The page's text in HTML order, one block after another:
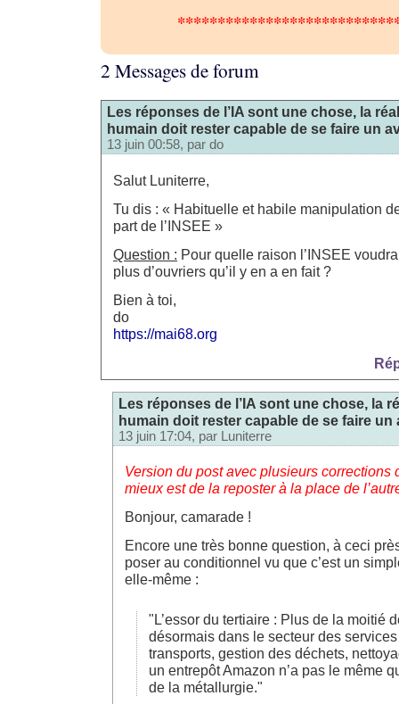
2 Messages de forum
Les réponses de l’IA sont une chose, la
humain doit rester capable de se faire un
13 juin 00:58, par do
Salut Luniterre,
Tu dis : « Habituelle et habile manipulation
part de l’INSEE »
Question : Pour quelle raison l’INSEE
plus d’ouvriers qu’il y en a en fait ?
Bien à toi,
do
https://mai68.org
Les réponses de l’IA sont une chose, la
humain doit rester capable de se faire
13 juin 17:04, par Luniterre
Version du post avec plusieurs corrections
mieux est de la reposter à la place de
Bonjour, camarade !
Encore une très bonne question, à ceci
poser au conditionnel vu que c’est un
elle-même :
"L’essor du tertiaire : Plus de la moitié
désormais dans le secteur des
transports, gestion des déchets,
un entrepôt Amazon n’a pas le même
de la métallurgie."